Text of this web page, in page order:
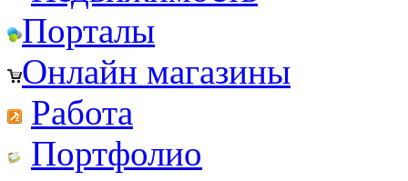
Порталы
Онлайн магазины
Работа
Портфолио